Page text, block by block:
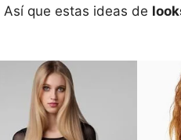
que estas ideas de